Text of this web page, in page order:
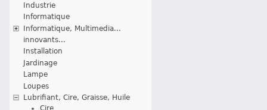
Industrie
Informatique
Informatique, Multimedia...
innovants...
Installation
Jardinage
Lampe
Loupes
Lubrifiant, Cire, Graisse, Huile